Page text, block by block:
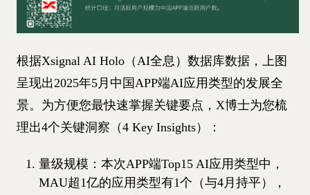
根据Xsignal AI Holo（AI全息）数据库数据，上图
呈现出2025年5月中国APP端AI应用类型的发展全
景。为方便您最快速掌握关键要点，X博士为您梳
理出4个关键洞察（4 Key Insights）：
量级规模：本次APP端Top15 AI应用类型中，
MAU超1亿的应用类型有1个（与4月持平），